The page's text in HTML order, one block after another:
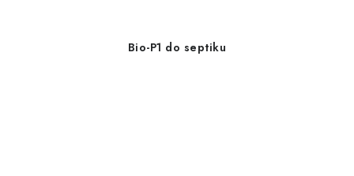
Bio-P1 do septiku